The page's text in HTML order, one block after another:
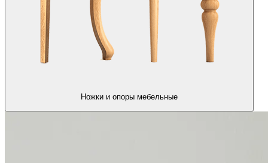
Ножки и опоры мебельные